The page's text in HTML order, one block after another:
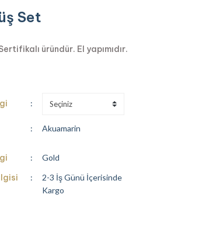
Set
üründür. El yapımıdır.
Akuamarin
Gold
2-3 İş Günü İçerisinde
Kargo